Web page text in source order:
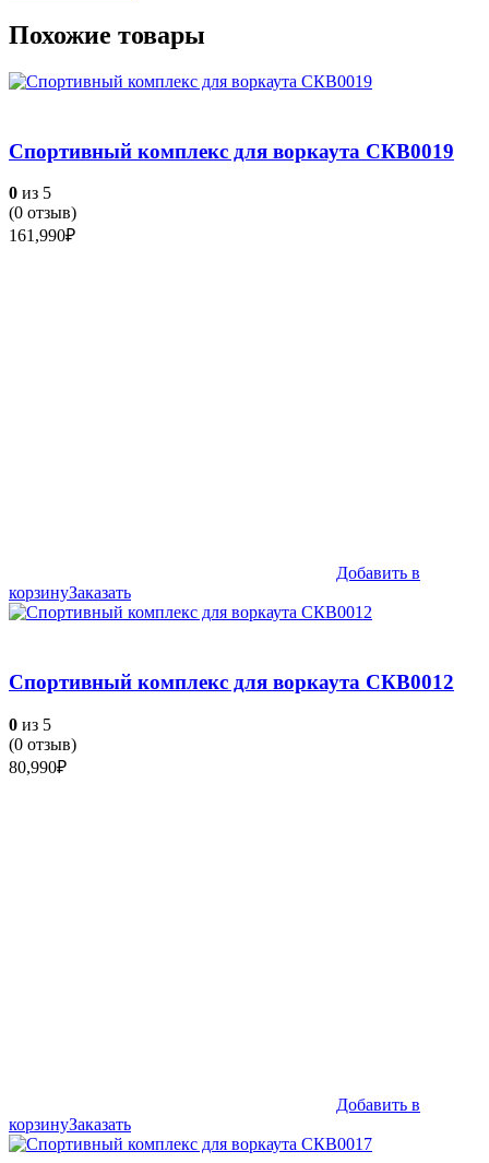
Похожие товары
Спортивный комплекс для воркаута СКВ0019
0 из 5
(0 отзыв)
161,990₽
Добавить в
корзинуЗаказать
Спортивный комплекс для воркаута СКВ0012
0 из 5
(0 отзыв)
80,990₽
Добавить в
корзинуЗаказать